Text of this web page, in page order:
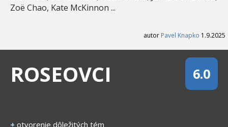
Zoë Chao, Kate McKinnon ...
autor Pavel Knapko 1.9.2025
6.0
ROSEOVCI
+ otvorenie dôležitých tém